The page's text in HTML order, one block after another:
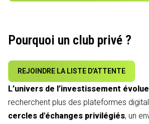
Pourquoi un club privé ?
REJOINDRE LA LISTE D’ATTENTE
L’univers de l’investissement
recherchent plus des plateformes
cercles d'échanges privilégiés, un